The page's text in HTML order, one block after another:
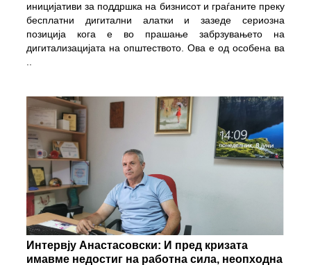
иницијативи за поддршка на бизнисот и граѓаните преку
бесплатни дигитални алатки и зазеде сериозна
позиција кога е во прашање забрзувањето на
дигитализацијата на општеството. Ова е од особена ва
Интервју Анастасовски: И пред кризата
имавме недостиг на работна сила, неопходна